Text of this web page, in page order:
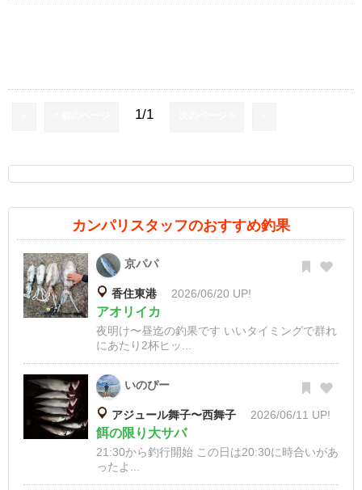
1/1
カンパリスタッフのおすすめ釣果
京パパ
香住東港 2026/06/20 UP!
アオリイカ
夜明け〜昼迄の釣果です いいタイミングで群れ
にあたり2杯ヒッ...
いのぴー
アジュール舞子〜西舞子 2026/06/11 UP!
餌の限り大サバ
21:30から釣行開始 この日は20:30に時合いがあ
ったよ...